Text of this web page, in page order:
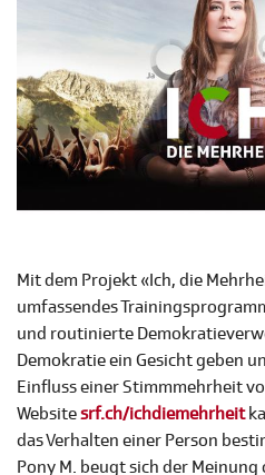
Mit dem Projekt «Ich, die
umfassendes
und routinierte
Demokratie ein Gesicht geben
Einfluss einer Stimmmehrheit
Websitesrf.ch/ichdiemehrheit
das Verhalten einer Person
Pony M. beugt sich der